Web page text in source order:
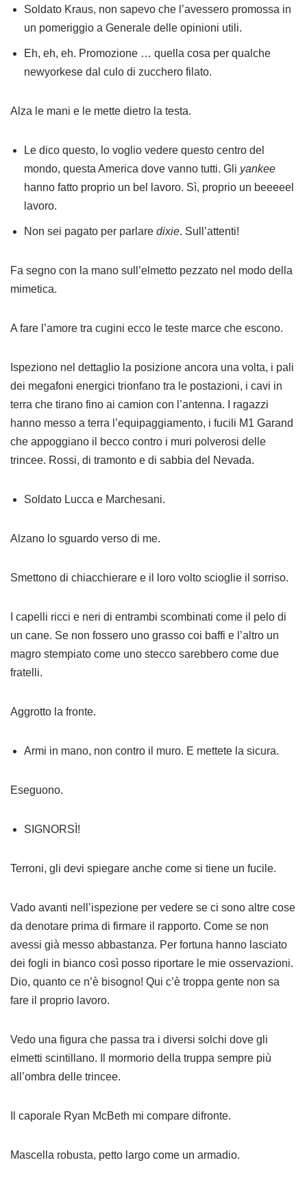
Soldato Kraus, non sapevo che l’avessero promossa in
un pomeriggio a Generale delle opinioni utili.
Eh, eh, eh. Promozione … quella cosa per qualche
newyorkese dal culo di zucchero filato.
Alza le mani e le mette dietro la testa.
Le dico questo, lo voglio vedere questo centro del
mondo, questa America dove vanno tutti. Gli yankee
hanno fatto proprio un bel lavoro. Sì, proprio un beeeeel
lavoro.
Non sei pagato per parlare dixie. Sull’attenti!
Fa segno con la mano sull’elmetto pezzato nel modo della
mimetica.
A fare l’amore tra cugini ecco le teste marce che escono.
Ispeziono nel dettaglio la posizione ancora una volta, i pali
dei megafoni energici trionfano tra le postazioni, i cavi in
terra che tirano fino ai camion con l’antenna. I ragazzi
hanno messo a terra l’equipaggiamento, i fucili M1 Garand
che appoggiano il becco contro i muri polverosi delle
trincee. Rossi, di tramonto e di sabbia del Nevada.
Soldato Lucca e Marchesani.
Alzano lo sguardo verso di me.
Smettono di chiacchierare e il loro volto scioglie il sorriso.
I capelli ricci e neri di entrambi scombinati come il pelo di
un cane. Se non fossero uno grasso coi baffi e l’altro un
magro stempiato come uno stecco sarebbero come due
fratelli.
Aggrotto la fronte.
Armi in mano, non contro il muro. E mettete la sicura.
Eseguono.
SIGNORSÌ!
Terroni, gli devi spiegare anche come si tiene un fucile.
Vado avanti nell’ispezione per vedere se ci sono altre cose
da denotare prima di firmare il rapporto. Come se non
avessi già messo abbastanza. Per fortuna hanno lasciato
dei fogli in bianco così posso riportare le mie osservazioni.
Dio, quanto ce n’è bisogno! Qui c’è troppa gente non sa
fare il proprio lavoro.
Vedo una figura che passa tra i diversi solchi dove gli
elmetti scintillano. Il mormorio della truppa sempre più
all’ombra delle trincee.
Il caporale Ryan McBeth mi compare difronte.
Mascella robusta, petto largo come un armadio.